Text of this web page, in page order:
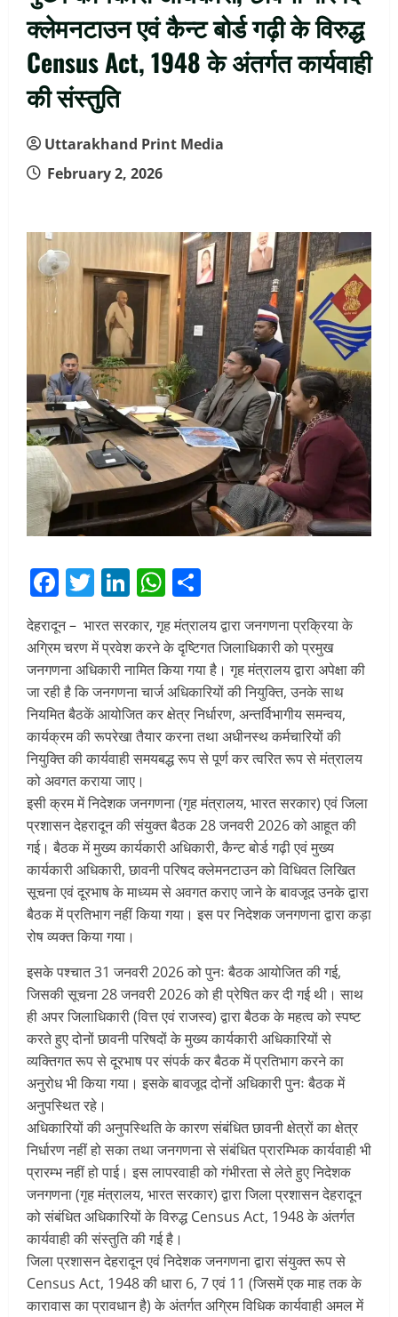
क्लेमनटाउन एवं कैन्ट बोर्ड गढ़ी के विरुद्ध
Census Act, 1948 के अंतर्गत कार्यवाही
की संस्तुति
Uttarakhand Print Media
February 2, 2026
Facebook
Twitter
LinkedIn
WhatsApp
देहरादून – भारत सरकार, गृह मंत्रालय द्वारा जनगणना प्रक्रिया के
अग्रिम चरण में प्रवेश करने के दृष्टिगत जिलाधिकारी को प्रमुख
जनगणना अधिकारी नामित किया गया है। गृह मंत्रालय द्वारा अपेक्षा की
जा रही है कि जनगणना चार्ज अधिकारियों की नियुक्ति, उनके साथ
नियमित बैठकें आयोजित कर क्षेत्र निर्धारण, अन्तर्विभागीय समन्वय,
कार्यक्रम की रूपरेखा तैयार करना तथा अधीनस्थ कर्मचारियों की
नियुक्ति की कार्यवाही समयबद्ध रूप से पूर्ण कर त्वरित रूप से मंत्रालय
को अवगत कराया जाए।
इसी क्रम में निदेशक जनगणना (गृह मंत्रालय, भारत सरकार) एवं जिला
प्रशासन देहरादून की संयुक्त बैठक 28 जनवरी 2026 को आहूत की
गई। बैठक में मुख्य कार्यकारी अधिकारी, कैन्ट बोर्ड गढ़ी एवं मुख्य
कार्यकारी अधिकारी, छावनी परिषद क्लेमनटाउन को विधिवत लिखित
सूचना एवं दूरभाष के माध्यम से अवगत कराए जाने के बावजूद उनके द्वारा
बैठक में प्रतिभाग नहीं किया गया। इस पर निदेशक जनगणना द्वारा कड़ा
रोष व्यक्त किया गया।
इसके पश्चात 31 जनवरी 2026 को पुनः बैठक आयोजित की गई,
जिसकी सूचना 28 जनवरी 2026 को ही प्रेषित कर दी गई थी। साथ
ही अपर जिलाधिकारी (वित्त एवं राजस्व) द्वारा बैठक के महत्व को स्पष्ट
करते हुए दोनों छावनी परिषदों के मुख्य कार्यकारी अधिकारियों से
व्यक्तिगत रूप से दूरभाष पर संपर्क कर बैठक में प्रतिभाग करने का
अनुरोध भी किया गया। इसके बावजूद दोनों अधिकारी पुनः बैठक में
अनुपस्थित रहे।
अधिकारियों की अनुपस्थिति के कारण संबंधित छावनी क्षेत्रों का क्षेत्र
निर्धारण नहीं हो सका तथा जनगणना से संबंधित प्रारम्भिक कार्यवाही भी
प्रारम्भ नहीं हो पाई। इस लापरवाही को गंभीरता से लेते हुए निदेशक
जनगणना (गृह मंत्रालय, भारत सरकार) द्वारा जिला प्रशासन देहरादून
को संबंधित अधिकारियों के विरुद्ध Census Act, 1948 के अंतर्गत
कार्यवाही की संस्तुति की गई है।
जिला प्रशासन देहरादून एवं निदेशक जनगणना द्वारा संयुक्त रूप से
Census Act, 1948 की धारा 6, 7 एवं 11 (जिसमें एक माह तक के
कारावास का प्रावधान है) के अंतर्गत अग्रिम विधिक कार्यवाही अमल में